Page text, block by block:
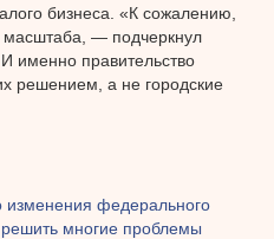
бизнеса. «К сожалению,
— подчеркнул
именно правительство
решением, а не городские
изменения федерального
решить многие проблемы